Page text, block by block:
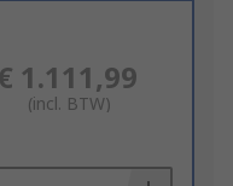
1.111,99
(incl. BTW)